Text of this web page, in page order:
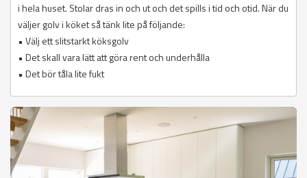
i hela huset. Stolar dras in och ut och det spills i tid och otid. När du
väljer golv i köket så tänk lite på följande:
• Välj ett slitstarkt köksgolv
• Det skall vara lätt att göra rent och underhålla
• Det bör tåla lite fukt